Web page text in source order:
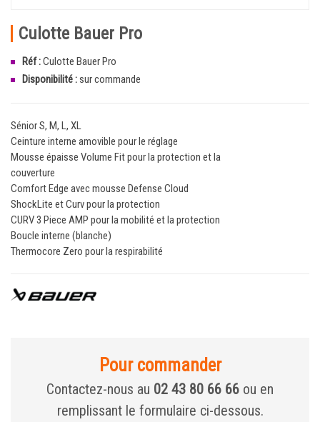
Culotte Bauer Pro
Réf :Culotte Bauer Pro
Disponibilité :sur commande
Sénior S, M, L, XL
Ceinture interne amovible pour le réglage
Mousse épaisse Volume Fit pour la protection et la
couverture
Comfort Edge avec mousse Defense Cloud
ShockLite et Curv pour la protection
CURV 3 Piece AMP pour la mobilité et la protection
Boucle interne (blanche)
Thermocore Zero pour la respirabilité
Pour commander
Contactez-nous au 02 43 80 66 66 ou en
remplissant le formulaire ci-dessous.